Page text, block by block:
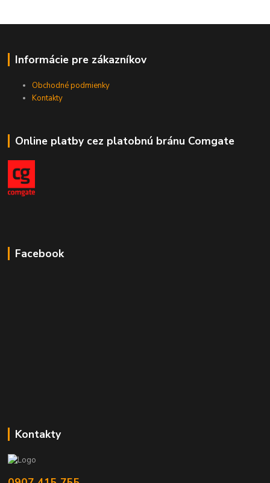
Informácie pre zákazníkov
Obchodné podmienky
Kontakty
Online platby cez platobnú bránu Comgate
Facebook
Kontakty